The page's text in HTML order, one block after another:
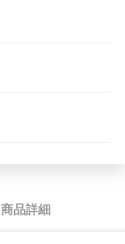
商品詳細